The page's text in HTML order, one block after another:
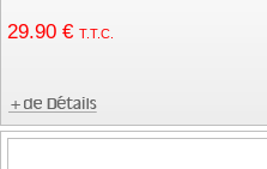
29.90 € T.T.C.